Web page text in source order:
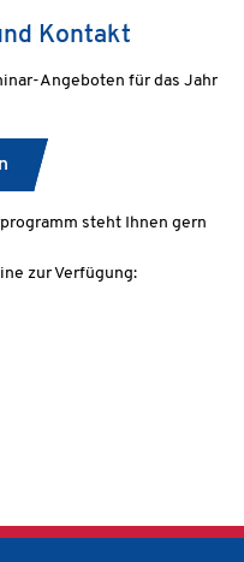
Kontakt
Angeboten für das Jahr
steht Ihnen gern
zur Verfügung: